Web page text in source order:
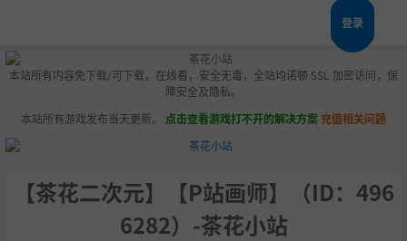
登录
本站所有内容免下载/可下载，在线看，安全无毒，全站均诺顿 SSL 加密访问，保
障安全及隐私。
本站所有游戏发布当天更新。 点击查看游戏打不开的解决方案充值相关问题
【茶花二次元】【P站画师】（ID：496
6282）-茶花小站